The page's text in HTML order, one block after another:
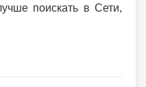
поискать в Сети,